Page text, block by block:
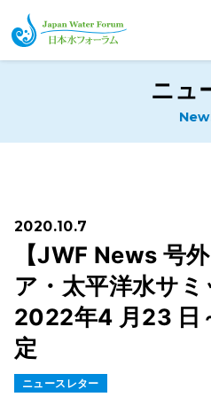
日本水フォーラム
ニュ
2020.10.7
【JWF News 号
ア・太平洋水サミ
2022年4 月23 日
定
ニュースレター